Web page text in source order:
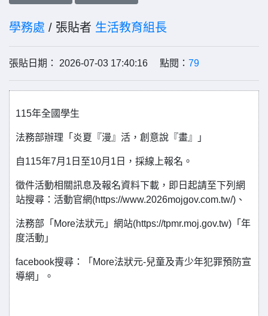
學務處 / 張貼者 生活教育組長
張貼日期： 2026-07-03 17:40:16 點閱： 79
115年全國學生
法務部辦理「炎夏『漫』活，創意說『畫』」
自115年7月1日至10月1日，採線上報名。
徵件活動相關訊息及報名資料下載，即日起請至下列網
站搜尋：活動官網(https://www.2026mojgov.com.tw/)、
法務部「More法狀元」網站(https://tpmr.moj.gov.tw)「年
度活動」
facebook搜尋：「More法狀元-兒童及青少年犯罪預防宣
導網」。